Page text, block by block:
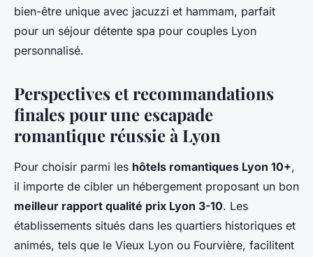
bien-être unique avec jacuzzi et hammam, parfait
pour un séjour détente spa pour couples Lyon
personnalisé.
Perspectives et recommandations
finales pour une escapade
romantique réussie à Lyon
Pour choisir parmi les hôtels romantiques Lyon 10+,
il importe de cibler un hébergement proposant un bon
meilleur rapport qualité prix Lyon 3-10. Les
établissements situés dans les quartiers historiques et
animés, tels que le Vieux Lyon ou Fourvière, facilitent